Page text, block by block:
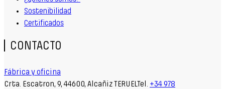
Sostenibilidad
Certificados
CONTACTO
Fábrica y oficina
Crta. Escatron, 9, 44600, Alcañiz TERUELTel. +34 978